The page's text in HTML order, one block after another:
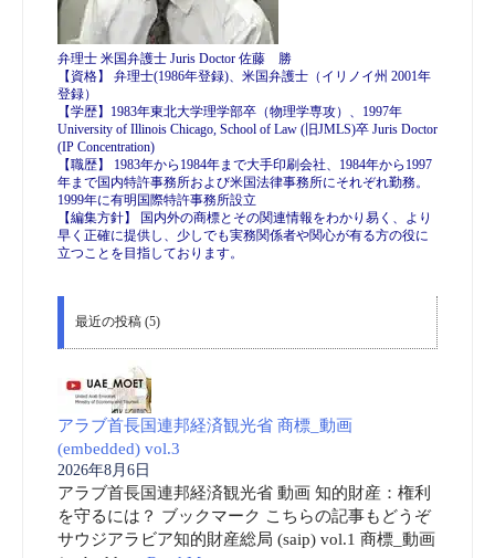
弁理士 米国弁護士 Juris Doctor 佐藤 勝
【資格】 弁理士(1986年登録)、米国弁護士（イリノイ州 2001年
登録）
【学歴】1983年東北大学理学部卒（物理学専攻）、1997年
University of Illinois Chicago, School of Law (旧JMLS)卒 Juris Doctor
(IP Concentration)
【職歴】 1983年から1984年まで大手印刷会社、1984年から1997
年まで国内特許事務所および米国法律事務所にそれぞれ勤務。
1999年に有明国際特許事務所設立
【編集方針】 国内外の商標とその関連情報をわかり易く、より
早く正確に提供し、少しでも実務関係者や関心が有る方の役に
立つことを目指しております。
最近の投稿 (5)
アラブ首長国連邦経済観光省 商標_動画
(embedded) vol.3
2026年8月6日
アラブ首長国連邦経済観光省 動画 知的財産：権利
を守るには？ ブックマーク こちらの記事もどうぞ
サウジアラビア知的財産総局 (saip) vol.1 商標_動画